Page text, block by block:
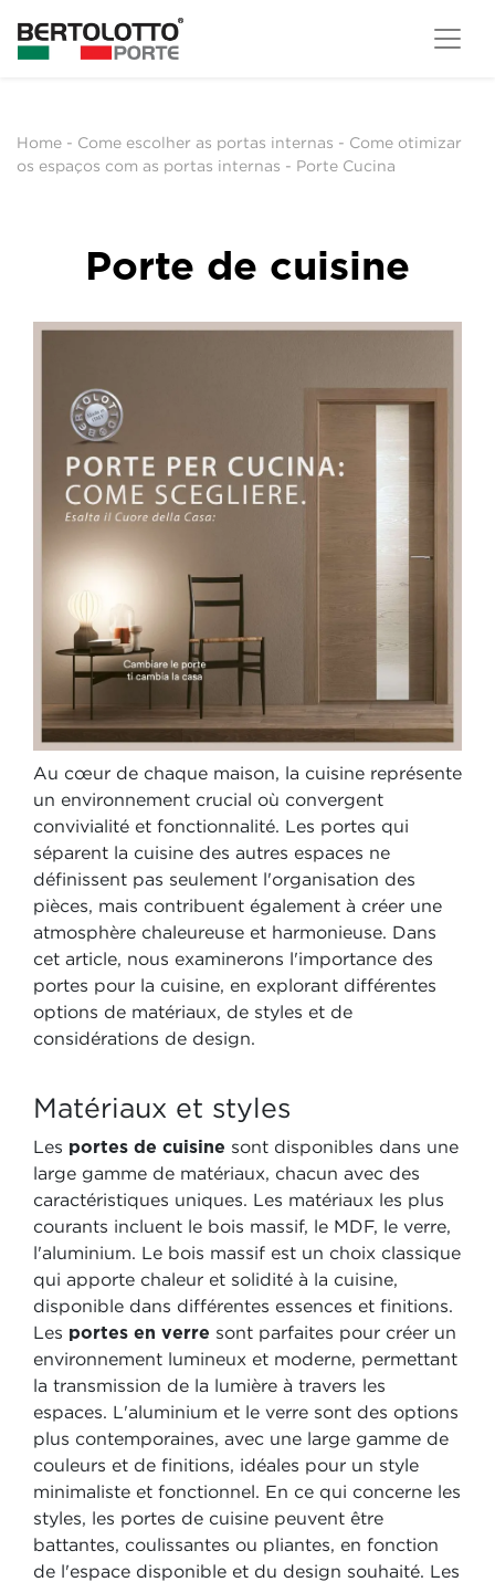
Home - Come escolher as portas internas - Come otimizar
os espaços com as portas internas - Porte Cucina
Porte de cuisine
Au cœur de chaque maison, la cuisine représente
un environnement crucial où convergent
convivialité et fonctionnalité. Les portes qui
séparent la cuisine des autres espaces ne
définissent pas seulement l'organisation des
pièces, mais contribuent également à créer une
atmosphère chaleureuse et harmonieuse. Dans
cet article, nous examinerons l'importance des
portes pour la cuisine, en explorant différentes
options de matériaux, de styles et de
considérations de design.
Matériaux et styles
Les portes de cuisine sont disponibles dans une
large gamme de matériaux, chacun avec des
caractéristiques uniques. Les matériaux les plus
courants incluent le bois massif, le MDF, le verre,
l'aluminium. Le bois massif est un choix classique
qui apporte chaleur et solidité à la cuisine,
disponible dans différentes essences et finitions.
Les portes en verre sont parfaites pour créer un
environnement lumineux et moderne, permettant
la transmission de la lumière à travers les
espaces. L'aluminium et le verre sont des options
plus contemporaines, avec une large gamme de
couleurs et de finitions, idéales pour un style
minimaliste et fonctionnel. En ce qui concerne les
styles, les portes de cuisine peuvent être
battantes, coulissantes ou pliantes, en fonction
de l'espace disponible et du design souhaité. Les